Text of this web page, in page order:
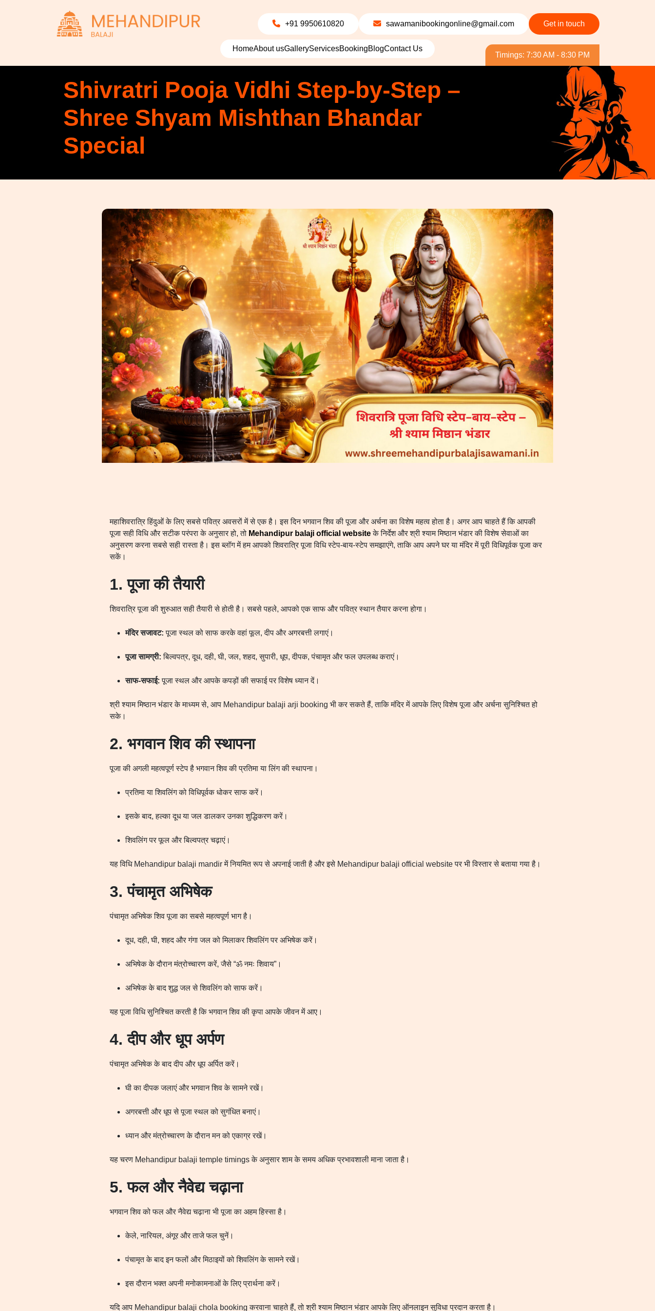
+91 9950610820 sawamanibookingonline@gmail.com Get in touch
HomeAbout usGalleryServicesBookingBlogContact Us
Timings: 7:30 AM - 8:30 PM
Shivratri Pooja Vidhi Step-by-Step –
Shree Shyam Mishthan Bhandar
Special
महाशिवरात्रि हिंदुओं के लिए सबसे पवित्र अवसरों में से एक है। इस दिन भगवान शिव की पूजा और अर्चना का विशेष महत्व होता है। अगर आप चाहते हैं कि आपकी
पूजा सही विधि और सटीक परंपरा के अनुसार हो, तो Mehandipur balaji official websiteके निर्देश और श्री श्याम मिष्ठान भंडार की विशेष सेवाओं का
अनुसरण करना सबसे सही रास्ता है। इस ब्लॉग में हम आपको शिवरात्रि पूजा विधि स्टेप-बाय-स्टेप समझाएंगे, ताकि आप अपने घर या मंदिर में पूरी विधिपूर्वक पूजा कर
सकें।
1. पूजा की तैयारी
शिवरात्रि पूजा की शुरुआत सही तैयारी से होती है। सबसे पहले, आपको एक साफ और पवित्र स्थान तैयार करना होगा।
मंदिर सजावट: पूजा स्थल को साफ करके वहां फूल, दीप और अगरबत्ती लगाएं।
पूजा सामग्री: बिल्वपत्र, दूध, दही, घी, जल, शहद, सुपारी, धूप, दीपक, पंचामृत और फल उपलब्ध कराएं।
साफ-सफाई: पूजा स्थल और आपके कपड़ों की सफाई पर विशेष ध्यान दें।
श्री श्याम मिष्ठान भंडार के माध्यम से, आप Mehandipur balaji arji booking भी कर सकते हैं, ताकि मंदिर में आपके लिए विशेष पूजा और अर्चना सुनिश्चित हो
सके।
2. भगवान शिव की स्थापना
पूजा की अगली महत्वपूर्ण स्टेप है भगवान शिव की प्रतिमा या लिंग की स्थापना।
प्रतिमा या शिवलिंग को विधिपूर्वक धोकर साफ करें।
इसके बाद, हल्का दूध या जल डालकर उनका शुद्धिकरण करें।
शिवलिंग पर फूल और बिल्वपत्र चढ़ाएं।
यह विधि Mehandipur balaji mandir में नियमित रूप से अपनाई जाती है और इसे Mehandipur balaji official website पर भी विस्तार से बताया गया है।
3. पंचामृत अभिषेक
पंचामृत अभिषेक शिव पूजा का सबसे महत्वपूर्ण भाग है।
दूध, दही, घी, शहद और गंगा जल को मिलाकर शिवलिंग पर अभिषेक करें।
अभिषेक के दौरान मंत्रोच्चारण करें, जैसे “ॐ नमः शिवाय”।
अभिषेक के बाद शुद्ध जल से शिवलिंग को साफ करें।
यह पूजा विधि सुनिश्चित करती है कि भगवान शिव की कृपा आपके जीवन में आए।
4. दीप और धूप अर्पण
पंचामृत अभिषेक के बाद दीप और धूप अर्पित करें।
घी का दीपक जलाएं और भगवान शिव के सामने रखें।
अगरबत्ती और धूप से पूजा स्थल को सुगंधित बनाएं।
ध्यान और मंत्रोच्चारण के दौरान मन को एकाग्र रखें।
यह चरण Mehandipur balaji temple timings के अनुसार शाम के समय अधिक प्रभावशाली माना जाता है।
5. फल और नैवेद्य चढ़ाना
भगवान शिव को फल और नैवेद्य चढ़ाना भी पूजा का अहम हिस्सा है।
केले, नारियल, अंगूर और ताजे फल चुनें।
पंचामृत के बाद इन फलों और मिठाइयों को शिवलिंग के सामने रखें।
इस दौरान भक्त अपनी मनोकामनाओं के लिए प्रार्थना करें।
यदि आप Mehandipur balaji chola booking करवाना चाहते हैं, तो श्री श्याम मिष्ठान भंडार आपके लिए ऑनलाइन सुविधा प्रदान करता है।